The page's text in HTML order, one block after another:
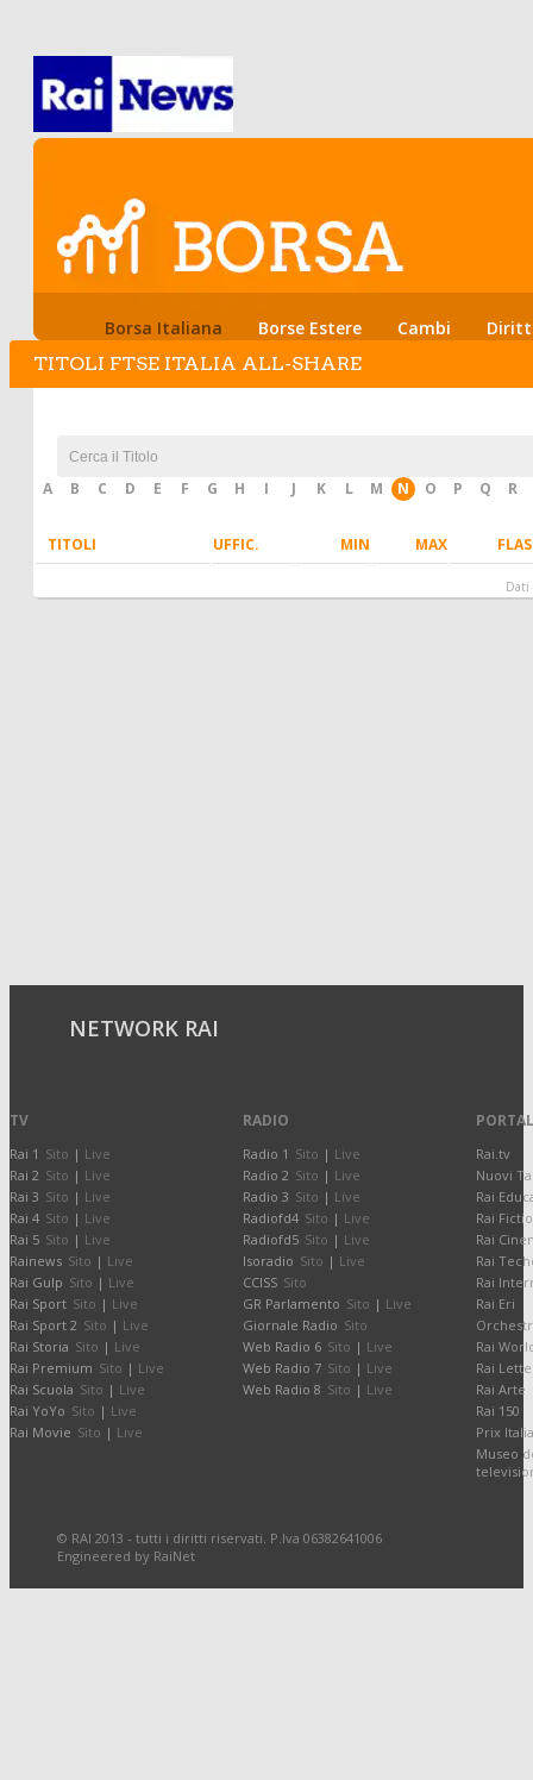
Borsa Italiana Borse Estere Cambi
Warrants
TITOLI FTSE ITALIA ALL-SHARE
A B C D E F G H I J K L M N O P Q R
TITOLI UFFIC. MIN MAX
Dati
NETWORK RAI
TV
Rai 1 Sito | Live
Rai 2 Sito | Live
Rai 3 Sito | Live
Rai 4 Sito | Live
Rai 5 Sito | Live
Rainews Sito | Live
Rai Gulp Sito | Live
Rai Sport Sito | Live
Rai Sport 2 Sito | Live
Rai Storia Sito | Live
Rai Premium Sito | Live
Rai Scuola Sito | Live
Rai YoYo Sito | Live
Rai Movie Sito | Live
RADIO
Radio 1 Sito | Live
Radio 2 Sito | Live
Radio 3 Sito | Live
Radiofd4 Sito | Live
Radiofd5 Sito | Live
Isoradio Sito | Live
CCISS Sito
GR Parlamento Sito | Live
Giornale Radio Sito
Web Radio 6 Sito | Live
Web Radio 7 Sito | Live
Web Radio 8 Sito | Live
Rai.tv
Nuovi
Rai
Rai
Rai
Rai
Rai
Rai Eri
Rai
Rai
Rai Arte
Rai 150
Prix Italia
Museo
© RAI 2013 - tutti i diritti riservati. P.Iva 06382641006
Engineered by RaiNet